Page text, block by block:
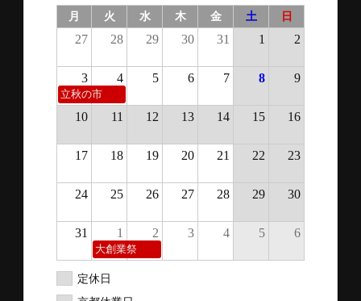
月 火 水 木 金 土 日
27 28 29 30 31 1 2
3 4 5 6 7 8 9
立秋の市
10 11 12 13 14 15 16
17 18 19 20 21 22 23
24 25 26 27 28 29 30
31 1 2 3 4 5 6
大創業祭
定休日